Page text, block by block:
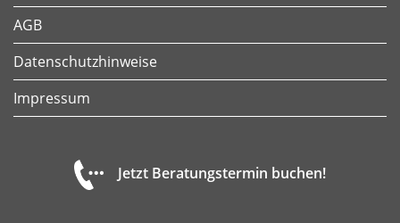
AGB
Datenschutzhinweise
Impressum
Jetzt Beratungstermin buchen!